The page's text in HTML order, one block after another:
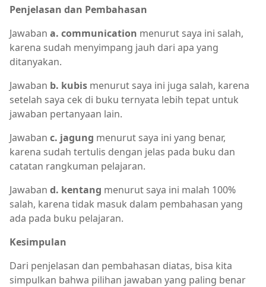
Penjelasan dan Pembahasan
Jawaban a. communication menurut saya ini salah,
karena sudah menyimpang jauh dari apa yang
ditanyakan.
Jawaban b. kubis menurut saya ini juga salah, karena
setelah saya cek di buku ternyata lebih tepat untuk
jawaban pertanyaan lain.
Jawaban c. jagung menurut saya ini yang benar,
karena sudah tertulis dengan jelas pada buku dan
catatan rangkuman pelajaran.
Jawaban d. kentang menurut saya ini malah 100%
salah, karena tidak masuk dalam pembahasan yang
ada pada buku pelajaran.
Kesimpulan
Dari penjelasan dan pembahasan diatas, bisa kita
simpulkan bahwa pilihan jawaban yang paling benar